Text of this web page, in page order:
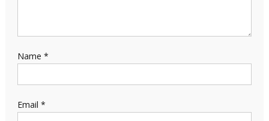
Name *
Email *